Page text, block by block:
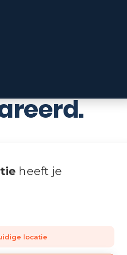
en
heeft je
locatie